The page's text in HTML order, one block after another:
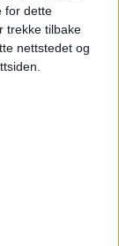
for dette
trekke tilbake
nettstedet og
de